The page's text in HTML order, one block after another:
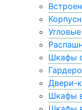
Шкафы
Двери-
Шкафы